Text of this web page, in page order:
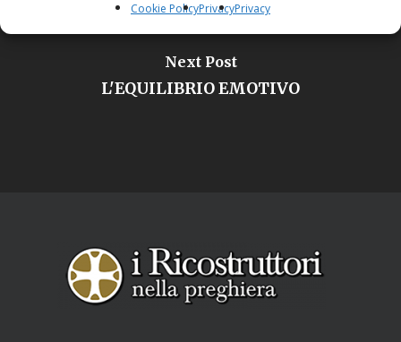
Cookie PolicyPrivacyPrivacy
Next Post
L'EQUILIBRIO EMOTIVO